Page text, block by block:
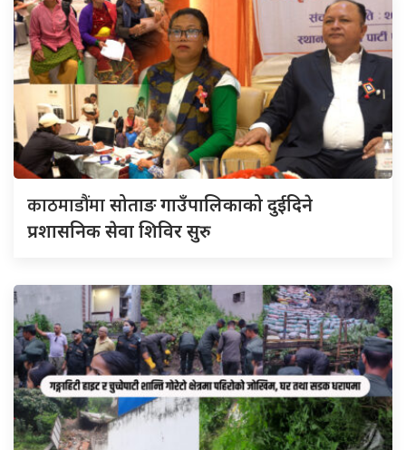
काठमाडौंमासोताङ गाउँपालिकाको दुईदिने
प्रशासनिक सेवा शिविर सुरु